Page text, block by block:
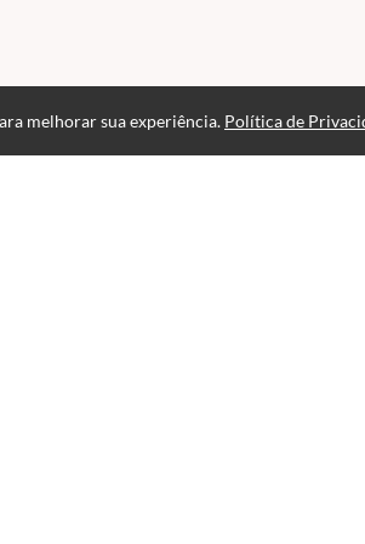
melhorar sua experiência. Política de